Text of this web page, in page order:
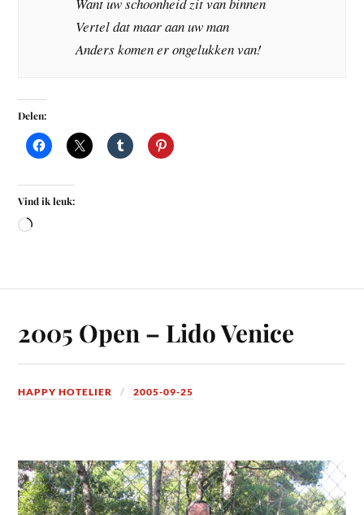
Want uw schoonheid zit van binnen
Vertel dat maar aan uw man
Anders komen er ongelukken van!
Delen:
Vind ik leuk:
2005 Open – Lido Venice
HAPPY HOTELIER 2005-09-25